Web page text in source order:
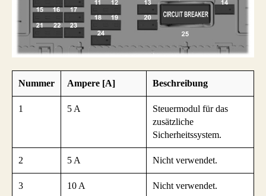
Nummer Ampere [A] Beschreibung
1 5 A
Steuermodul für das
zusätzliche
Sicherheitssystem.
2 5 A Nicht verwendet.
3 10 A Nicht verwendet.